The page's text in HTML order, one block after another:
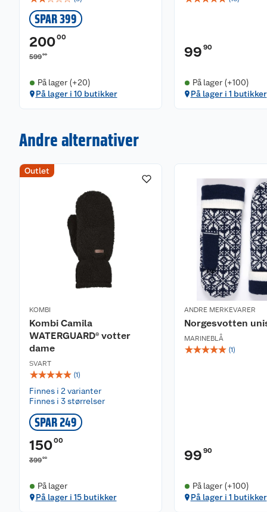
SPAR 399
20000
59900
På lager (+20)
På lager i 10 butikker
99 90
På lager (+100)
På lager i 1 butikker
Andre alternativer
Outlet
KOMBI
Kombi Camila
WATERGUARD® votter
dame
SVART
☆☆☆☆☆ (1)
Finnes i 2 varianter
Finnes i 3 størrelser
SPAR 249
15000
39900
På lager
På lager i 15 butikker
ANDRE MERKEVARER
Norgesvotten
MARINEBLÅ
☆☆☆☆☆ (1)
99 90
På lager (+100)
På lager i 1 butikker